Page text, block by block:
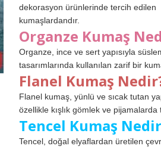
dekorasyon ürünlerinde tercih edilen
kumaşlardandır.
Organze Kumaş
Organze, ince ve sert yapısıyla
tasarımlarında kullanılan zarif bir
Flanel Kumaş
Flanel kumaş, yünlü ve sıcak tutan
özellikle kışlık gömlek ve pijamalarda
Tencel Kumaş
Tencel, doğal elyaflardan üretilen